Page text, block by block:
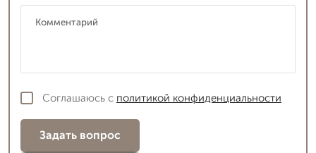
Соглашаюсь с политикой конфиденциальности
Задать вопрос